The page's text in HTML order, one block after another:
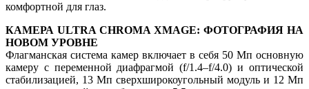
комфортной для глаз.
КАМЕРА ULTRA CHROMA XMAGE: ФОТОГРАФИЯ НА
НОВОМ УРОВНЕ
Флагманская система камер включает в себя 50 Мп основную
камеру с переменной диафрагмой (f/1.4–f/4.0) и оптической
стабилизацией, 13 Мп сверхширокоугольный модуль и 12 Мп